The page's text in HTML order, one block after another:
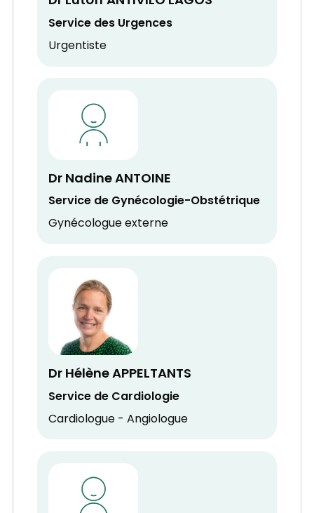
Service des Urgences
Urgentiste
Dr Nadine ANTOINE
Service de Gynécologie-Obstétrique
Gynécologue externe
Dr Hélène APPELTANTS
Service de Cardiologie
Cardiologue - Angiologue